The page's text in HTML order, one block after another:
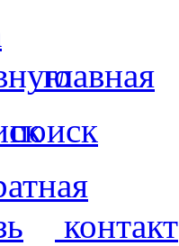
главная
поиск
контакт